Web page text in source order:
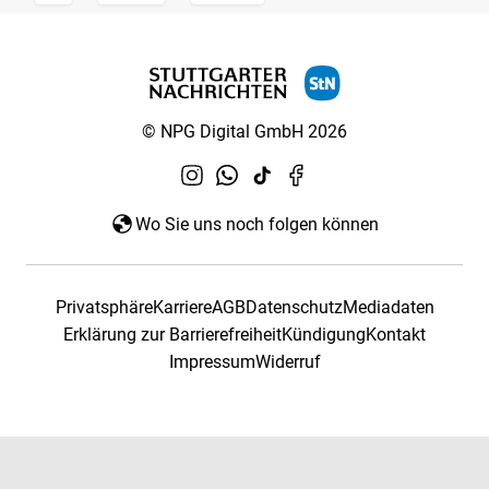
© NPG Digital GmbH 2026
Wo Sie uns noch folgen können
PrivatsphäreKarriereAGBDatenschutzMediadaten
Erklärung zur BarrierefreiheitKündigungKontakt
ImpressumWiderruf